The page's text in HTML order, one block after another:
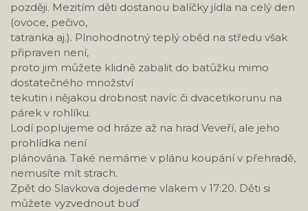
TÁBORY
později. Mezitím děti dostanou balíčky jídla na celý den
(ovoce, pečivo,
tatranka aj.). Plnohodnotný teplý oběd na středu však
připraven není,
proto jim můžete klidně zabalit do batůžku mimo
dostatečného množství
tekutin i nějakou drobnost navíc či dvacetikorunu na
párek v rohlíku.
Lodí poplujeme od hráze až na hrad Veveří, ale jeho
prohlídka není
plánována. Také nemáme v plánu koupání v přehradě,
nemusíte mít strach.
Zpět do Slavkova dojedeme vlakem v 17:20. Děti si
můžete vyzvednout buď